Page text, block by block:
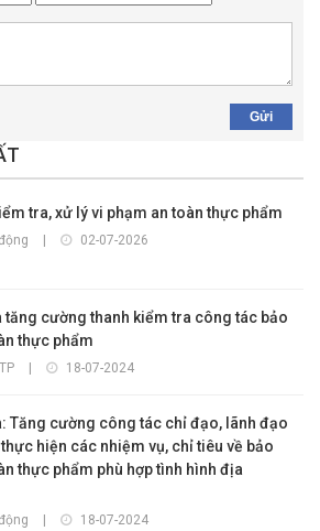
Gửi
tra, xử lý vi phạm an toàn thực phẩm
02-07-2026
tăng cường thanh kiểm tra công tác bảo
thực phẩm
18-07-2024
Tăng cường công tác chỉ đạo, lãnh đạo
hiện các nhiệm vụ, chỉ tiêu về bảo
thực phẩm phù hợp tình hình địa
18-07-2024